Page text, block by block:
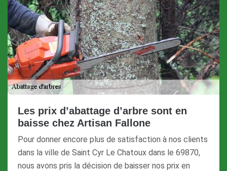
Les prix d’abattage d’arbre sont en
baisse chez Artisan Fallone
Pour donner encore plus de satisfaction à nos clients
dans la ville de Saint Cyr Le Chatoux dans le 69870,
nous avons pris la décision de baisser nos prix en